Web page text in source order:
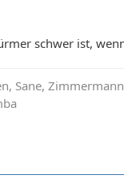
schwer ist,
Sane,